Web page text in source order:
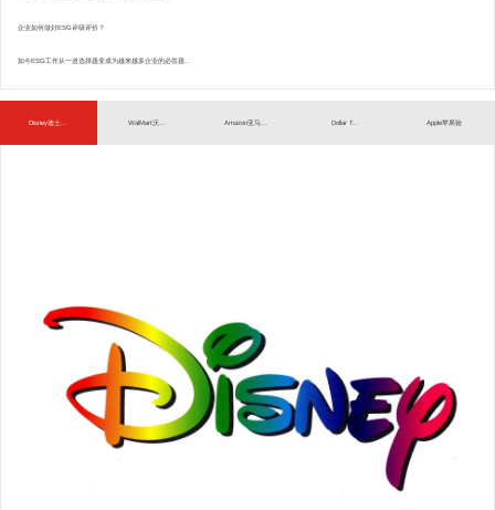
企业如何做好ESG评级评价？
如今ESG工作从一道选择题变成为越来越多企业的必答题...
Disney迪士... WalMart沃... Amazon亚马... Dollar T... Apple苹果验